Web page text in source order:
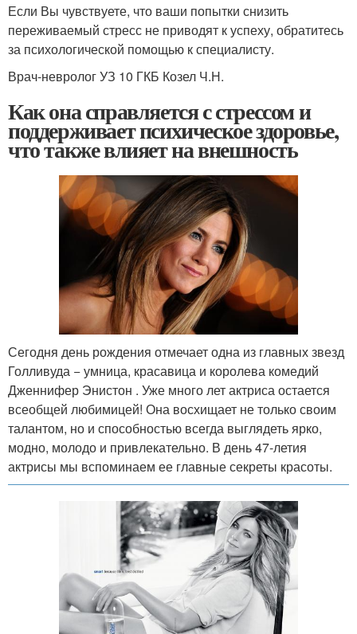
Если Вы чувствуете, что ваши попытки снизить
переживаемый стресс не приводят к успеху, обратитесь
за психологической помощью к специалисту.
Врач-невролог УЗ 10 ГКБ Козел Ч.Н.
Как она справляется с стрессом и
поддерживает психическое здоровье,
что также влияет на внешность
Сегодня день рождения отмечает одна из главных звезд
Голливуда − умница, красавица и королева комедий
Дженнифер Энистон . Уже много лет актриса остается
всеобщей любимицей! Она восхищает не только своим
талантом, но и способностью всегда выглядеть ярко,
модно, молодо и привлекательно. В день 47-летия
актрисы мы вспоминаем ее главные секреты красоты.